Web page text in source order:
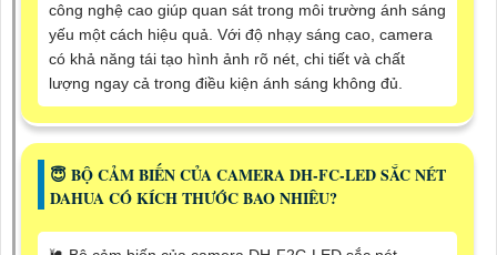
công nghệ cao giúp quan sát trong môi trường ánh sáng
yếu một cách hiệu quả. Với độ nhạy sáng cao, camera
có khả năng tái tạo hình ảnh rõ nét, chi tiết và chất
lượng ngay cả trong điều kiện ánh sáng không đủ.
😇 BỘ CẢM BIẾN CỦA CAMERA DH-FC-LED SẮC NÉT
DAHUA CÓ KÍCH THƯỚC BAO NHIÊU?